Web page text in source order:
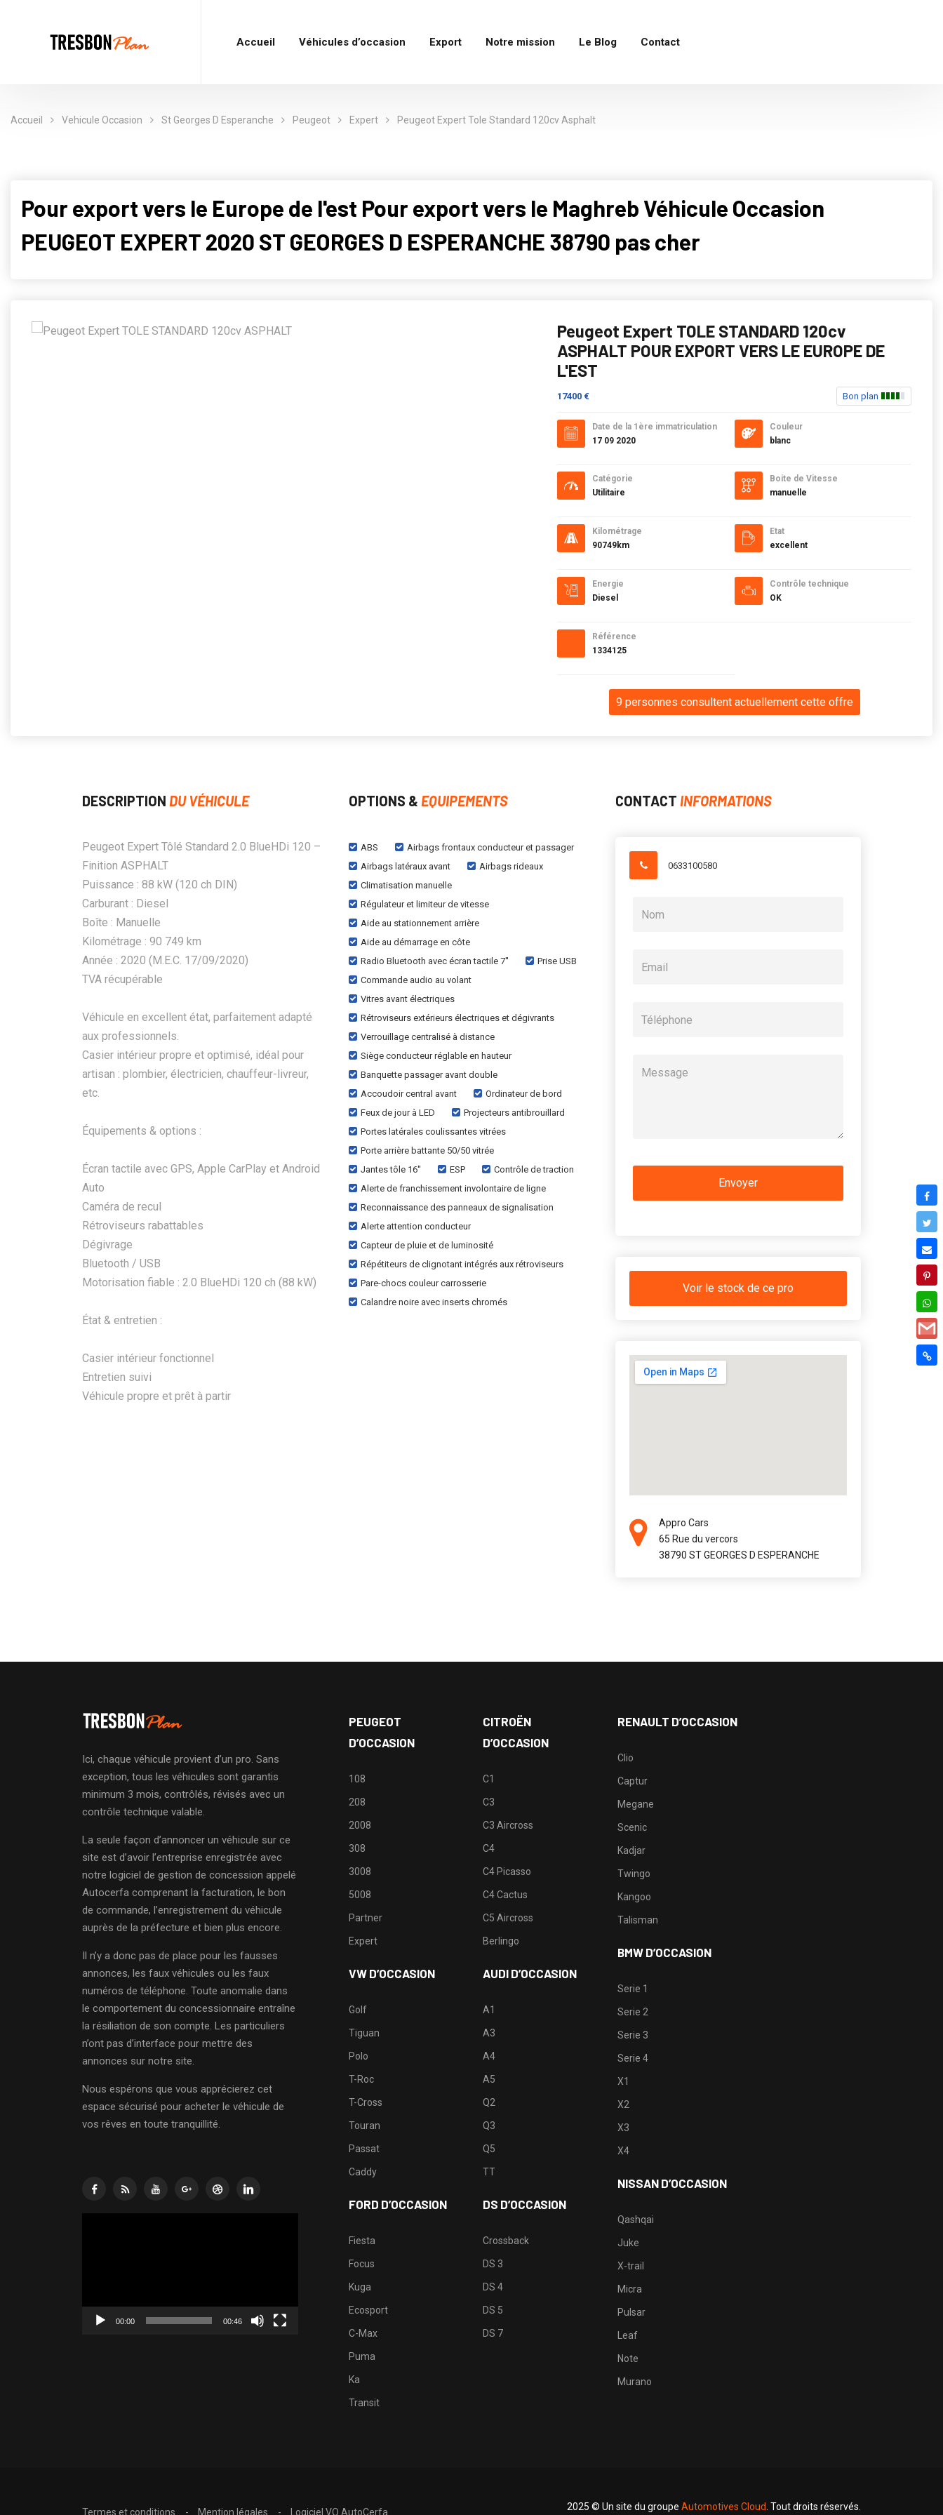
Accueil Véhicules d’occasion Export Notre mission Le Blog Contact
Accueil Vehicule Occasion St Georges D Esperanche Peugeot Expert Peugeot Expert Tole Standard 120cv Asphalt
Pour export vers le Europe de l'est Pour export vers le Maghreb Véhicule Occasion
PEUGEOT EXPERT 2020 ST GEORGES D ESPERANCHE 38790 pas cher
Peugeot Expert TOLE STANDARD 120cv
ASPHALT POUR EXPORT VERS LE EUROPE DE
L'EST
17400 € Bon plan
Date de la 1ère immatriculation
17 09 2020
Catégorie
Utilitaire
Kilométrage
90749km
Energie
Diesel
Référence
1334125
Couleur
blanc
Boite de Vitesse
manuelle
Etat
excellent
Contrôle technique
OK
9 personnes consultent actuellement cette offre
DESCRIPTION DU VÉHICULE
Peugeot Expert Tôlé Standard 2.0 BlueHDi 120 –
Finition ASPHALT
Puissance : 88 kW (120 ch DIN)
Carburant : Diesel
Boîte : Manuelle
Kilométrage : 90 749 km
Année : 2020 (M.E.C. 17/09/2020)
TVA récupérable
Véhicule en excellent état, parfaitement adapté
aux professionnels.
Casier intérieur propre et optimisé, idéal pour
artisan : plombier, électricien, chauffeur-livreur,
etc.
Équipements & options :
Écran tactile avec GPS, Apple CarPlay et Android
Auto
Caméra de recul
Rétroviseurs rabattables
Dégivrage
Bluetooth / USB
Motorisation fiable : 2.0 BlueHDi 120 ch (88 kW)
État & entretien :
Casier intérieur fonctionnel
Entretien suivi
Véhicule propre et prêt à partir
OPTIONS & EQUIPEMENTS
ABS
Airbags frontaux conducteur et passager
Airbags latéraux avant
Airbags rideaux
Climatisation manuelle
Régulateur et limiteur de vitesse
Aide au stationnement arrière
Aide au démarrage en côte
Radio Bluetooth avec écran tactile 7''
Prise USB
Commande audio au volant
Vitres avant électriques
Rétroviseurs extérieurs électriques et dégivrants
Verrouillage centralisé à distance
Siège conducteur réglable en hauteur
Banquette passager avant double
Accoudoir central avant
Ordinateur de bord
Feux de jour à LED
Projecteurs antibrouillard
Portes latérales coulissantes vitrées
Porte arrière battante 50/50 vitrée
Jantes tôle 16''
ESP
Contrôle de traction
Alerte de franchissement involontaire de ligne
Reconnaissance des panneaux de signalisation
Alerte attention conducteur
Capteur de pluie et de luminosité
Répétiteurs de clignotant intégrés aux rétroviseurs
Pare-chocs couleur carrosserie
Calandre noire avec inserts chromés
CONTACT INFORMATIONS
0633100580
Voir le stock de ce pro
Appro Cars
65 Rue du vercors
38790 ST GEORGES D ESPERANCHE
Ici, chaque véhicule provient d’un pro. Sans
exception, tous les véhicules sont garantis
minimum 3 mois, contrôlés, révisés avec un
contrôle technique valable.
La seule façon d’annoncer un véhicule sur ce
site est d’avoir l’entreprise enregistrée avec
notre logiciel de gestion de concession appelé
Autocerfa comprenant la facturation, le bon
de commande, l’enregistrement du véhicule
auprès de la préfecture et bien plus encore.
Il n’y a donc pas de place pour les fausses
annonces, les faux véhicules ou les faux
numéros de téléphone. Toute anomalie dans
le comportement du concessionnaire entraîne
la résiliation de son compte. Les particuliers
n’ont pas d’interface pour mettre des
annonces sur notre site.
Nous espérons que vous apprécierez cet
espace sécurisé pour acheter le véhicule de
vos rêves en toute tranquillité.
00:00 00:46
PEUGEOT
D’OCCASION
108
208
2008
308
3008
5008
Partner
Expert
VW D’OCCASION
Golf
Tiguan
Polo
T-Roc
T-Cross
Touran
Passat
Caddy
FORD D’OCCASION
Fiesta
Focus
Kuga
Ecosport
C-Max
Puma
Ka
Transit
CITROËN
D’OCCASION
C1
C3
C3 Aircross
C4
C4 Picasso
C4 Cactus
C5 Aircross
Berlingo
AUDI D’OCCASION
A1
A3
A4
A5
Q2
Q3
Q5
TT
DS D’OCCASION
Crossback
DS 3
DS 4
DS 5
DS 7
RENAULT D’OCCASION
Clio
Captur
Megane
Scenic
Kadjar
Twingo
Kangoo
Talisman
BMW D’OCCASION
Serie 1
Serie 2
Serie 3
Serie 4
X1
X2
X3
X4
NISSAN D’OCCASION
Qashqai
Juke
X-trail
Micra
Pulsar
Leaf
Note
Murano
Termes et conditions Mention légales Logiciel VO AutoCerfa 2025 © Un site du groupe Automotives Cloud . Tout droits réservés.